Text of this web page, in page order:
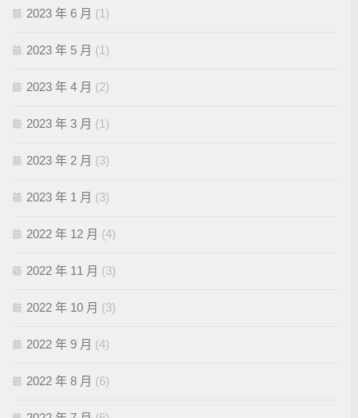
2023 年 6 月 (1)
2023 年 5 月 (1)
2023 年 4 月 (2)
2023 年 3 月 (1)
2023 年 2 月 (3)
2023 年 1 月 (3)
2022 年 12 月 (4)
2022 年 11 月 (3)
2022 年 10 月 (3)
2022 年 9 月 (4)
2022 年 8 月 (6)